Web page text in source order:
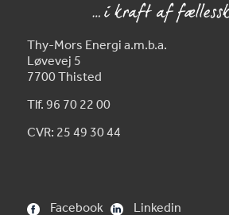
Thy-Mors Energi a.m.b.a.
Løvevej 5
7700 Thisted
Tlf. 96 70 22 00
CVR: 25 49 30 44
Facebook Linkedin